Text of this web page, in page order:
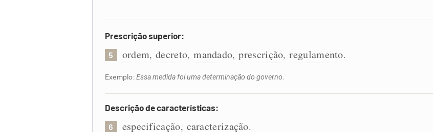
Prescrição superior:
5 ordem, decreto, mandado, prescrição, regulamento.
Exemplo:Essa medida foi uma determinação do governo.
Descrição de características:
6 especificação, caracterização.